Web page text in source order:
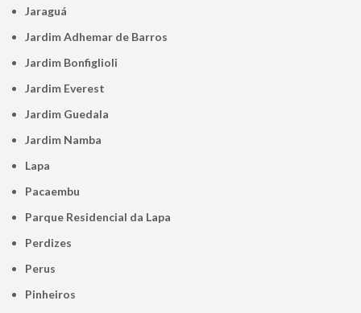
Jaraguá
Jardim Adhemar de Barros
Jardim Bonfiglioli
Jardim Everest
Jardim Guedala
Jardim Namba
Lapa
Pacaembu
Parque Residencial da Lapa
Perdizes
Perus
Pinheiros